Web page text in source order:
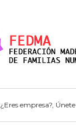
¿Eres empresa?, Únete